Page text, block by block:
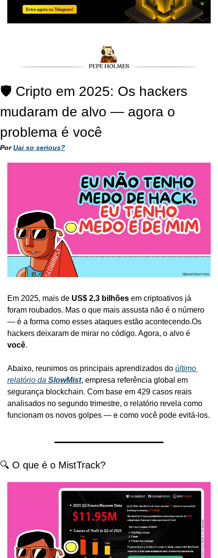
🛡️ Cripto em 2025: Os hackers
mudaram de alvo — agora o
problema é você
Por Uai so serious?
Em 2025, mais de US$ 2,3 bilhões em criptoativos já
foram roubados. Mas o que mais assusta não é o número
— é a forma como esses ataques estão acontecendo.Os
você.
Abaixo, reunimos os principais aprendizados do último
relatório da SlowMist, empresa referência global em
segurança blockchain. Com base em 429 casos reais
analisados no segundo trimestre, o relatório revela como
funcionam os novos golpes — e como você pode evitá-los.
🔍 O que é o MistTrack?